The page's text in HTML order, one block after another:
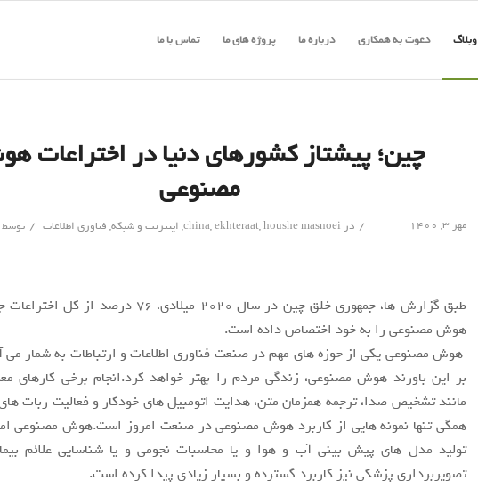
وبلاگ دعوت به همکاری درباره ما پروژه های ما تماس با ما
چین؛ پیشتاز کشورهای دنیا در اختراعات
مصنوعی
مهر ۳, ۱۴۰۰ / در china,ekhteraat,houshe masnoei
, اینترنت و شبکه, فناوری اطلاعات / توسط
طبق گزارش ها، جمهوری خلق چین در سال ۲۰۲۰ میلادی، ۷۶
هوش مصنوعی را به خود اختصاص داده است.
هوش مصنوعی یکی از حوزه های مهم در صنعت فناوری اطلاعات و ارتباطات به شمار می
بر این باورند هوش مصنوعی، زندگی مردم را بهتر خواهد کرد.انجام برخی کارهای
مانند تشخیص صدا، ترجمه همزمان متن، هدایت اتومبیل های خودکار و فعالیت ربات های
همگی تنها نمونه هایی از کاربرد هوش مصنوعی در صنعت امروز است.هوش مصنوعی
تولید مدل های پیش بینی آب و هوا و یا محاسبات نجومی و یا شناسایی علائم
تصویربرداری پزشکی نیز کاربرد گسترده و بسیار زیادی پیدا کرده است.